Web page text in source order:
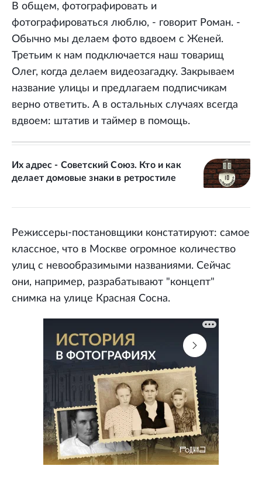
В общем, фотографировать и
фотографироваться люблю, - говорит Роман. -
Обычно мы делаем фото вдвоем с Женей.
Третьим к нам подключается наш товарищ
Олег, когда делаем видеозагадку. Закрываем
название улицы и предлагаем подписчикам
верно ответить. А в остальных случаях всегда
вдвоем: штатив и таймер в помощь.
Их адрес - Советский Союз. Кто и как
делает домовые знаки в ретростиле
Режиссеры-постановщики констатируют: самое
классное, что в Москве огромное количество
улиц с невообразимыми названиями. Сейчас
они, например, разрабатывают "концепт"
снимка на улице Красная Сосна.